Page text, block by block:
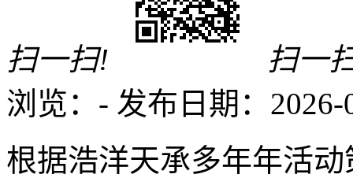
扫一扫!
扫一
浏览： - 发布日期：2026-
根据浩洋天承多年年活